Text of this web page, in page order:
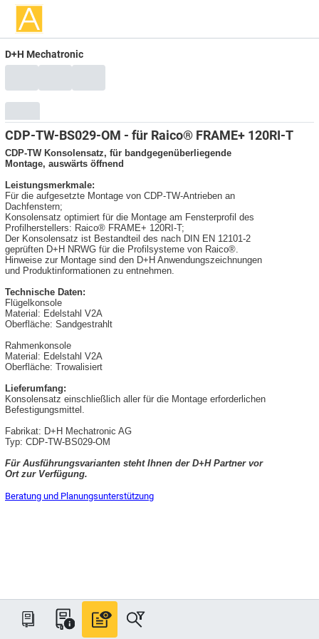
D+H Mechatronic
CDP-TW-BS029-OM - für Raico® FRAME+ 120RI-T
CDP-TW Konsolensatz, für bandgegenüberliegende
Montage, auswärts öffnend
Leistungsmerkmale:
Für die aufgesetzte Montage von CDP-TW-Antrieben an
Dachfenstern;
Konsolensatz optimiert für die Montage am Fensterprofil des
Profilherstellers: Raico® FRAME+ 120RI-T;
Der Konsolensatz ist Bestandteil des nach DIN EN 12101-2
geprüften D+H NRWG für die Profilsysteme von Raico®.
Hinweise zur Montage sind den D+H Anwendungszeichnungen
und Produktinformationen zu entnehmen.
Technische Daten:
Flügelkonsole
Material: Edelstahl V2A
Oberfläche: Sandgestrahlt
Rahmenkonsole
Material: Edelstahl V2A
Oberfläche: Trowalisiert
Lieferumfang:
Konsolensatz einschließlich aller für die Montage erforderlichen
Befestigungsmittel.
Fabrikat: D+H Mechatronic AG
Typ: CDP-TW-BS029-OM
Für Ausführungsvarianten steht Ihnen der D+H Partner vor
Ort zur Verfügung.
Beratung und Planungsunterstützung